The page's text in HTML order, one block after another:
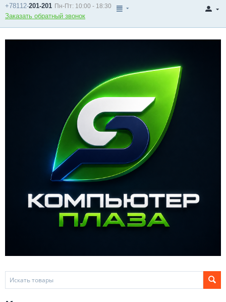
+78112-201-201 Пн-Пт: 10:00 - 18:30
Заказать обратный звонок